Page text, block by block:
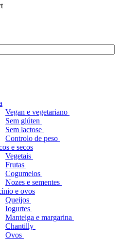
Vegan e vegetariano
Sem glúten
Sem lactose
Controlo de peso
e secos
Vegetais
Frutas
Cogumelos
Nozes e sementes
e ovos
Queijos
Iogurtes
Manteiga e margarina
Chantilly
Ovos